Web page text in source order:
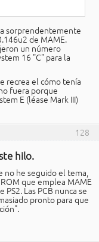
sorprendentemente
de MAME.
un número
16 "C" para la
recrea el cómo tenía
fuera porque
E (léase Mark III)
128
hilo.
he seguido el tema,
que emplea MAME
Las PCB nunca se
pronto para que